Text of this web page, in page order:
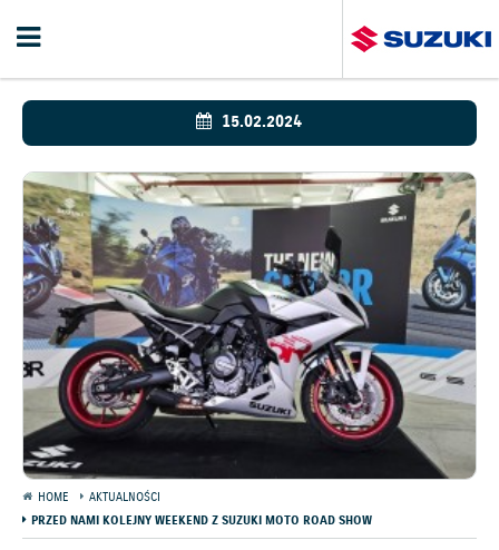
15.02.2024
HOME
AKTUALNOŚCI
PRZED NAMI KOLEJNY WEEKEND Z SUZUKI MOTO ROAD SHOW